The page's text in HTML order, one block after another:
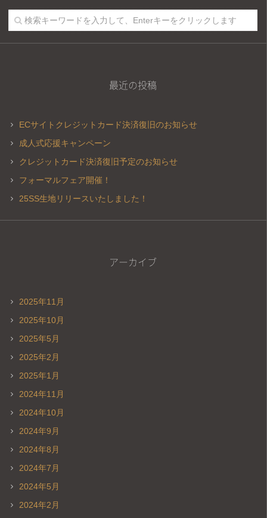
最近の投稿
ECサイトクレジットカード決済復旧のお知らせ
成人式応援キャンペーン
クレジットカード決済復旧予定のお知らせ
フォーマルフェア開催！
25SS生地リリースいたしました！
アーカイブ
2025年11月
2025年10月
2025年5月
2025年2月
2025年1月
2024年11月
2024年10月
2024年9月
2024年8月
2024年7月
2024年5月
2024年2月